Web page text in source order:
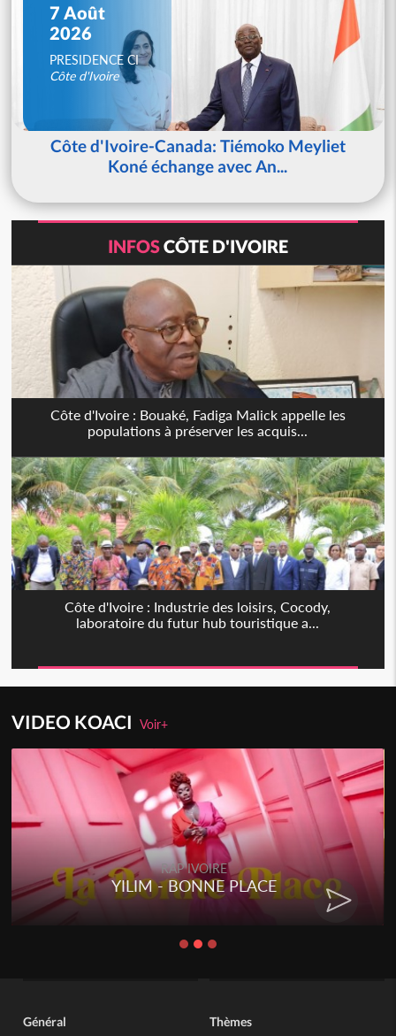
7 Août
2026
PRESIDENCE CI
Côte d'Ivoire
Côte d'Ivoire-Canada: Tiémoko Meyliet
Koné échange avec An...
INFOSCÔTE D'IVOIRE
Côte d'Ivoire : Bouaké, Fadiga Malick appelle les
populations à préserver les acquis...
Côte d'Ivoire : Industrie des loisirs, Cocody,
laboratoire du futur hub touristique a...
VIDEO KOACIVoir+
RAP IVOIRE
RENARD BARAKISSA - DOS DE
CHAT
Général Thèmes